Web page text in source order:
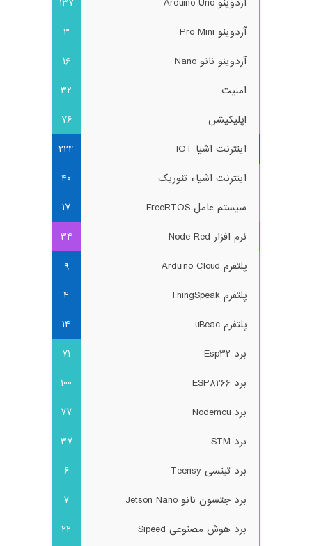
آردوینو Arduino Uno
137
آردوینو Pro Mini
3
آردوینو نانو Nano
16
امنیت
32
اپلیکیشن
76
اینترنت اشیا IOT
224
اینترنت اشیاء تئوریک
40
سیستم عامل FreeRTOS
17
نرم افزار Node Red
34
پلتفرم Arduino Cloud
9
پلتفرم ThingSpeak
4
پلتفرم uBeac
14
برد Esp32
71
برد ESP8266
100
برد Nodemcu
77
برد STM
37
برد تینسی Teensy
6
برد جتسون نانو Jetson Nano
7
برد هوش مصنوعی Sipeed
22